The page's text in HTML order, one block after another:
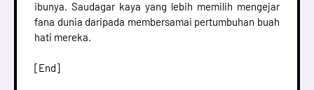
ibunya. Saudagar kaya yang lebih memilih mengejar
fana dunia daripada membersamai pertumbuhan buah
hati mereka.
[End]